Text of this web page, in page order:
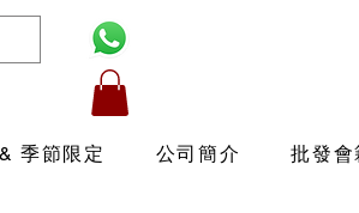
入/註冊
季節限定 公司簡介 批發會